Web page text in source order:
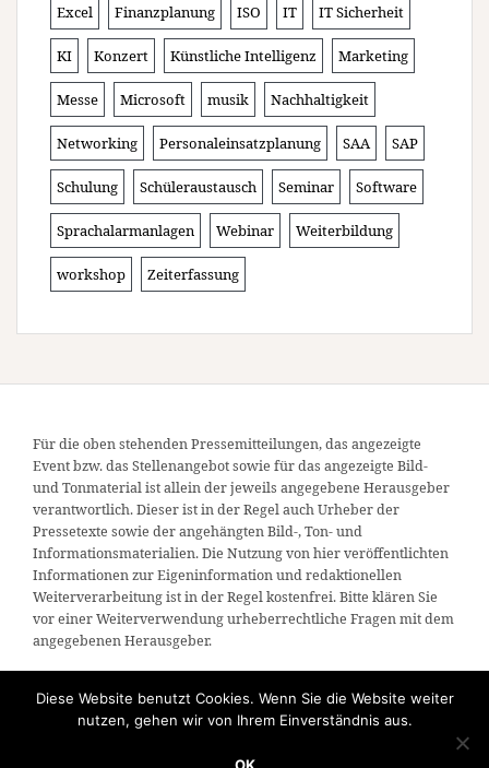
Excel Finanzplanung ISO IT IT Sicherheit
KI Konzert Künstliche Intelligenz Marketing
Messe Microsoft musik Nachhaltigkeit
Networking Personaleinsatzplanung SAA SAP
Schulung Schüleraustausch Seminar Software
Sprachalarmanlagen Webinar Weiterbildung
workshop Zeiterfassung
Für die oben stehenden Pressemitteilungen, das angezeigte
Event bzw. das Stellenangebot sowie für das angezeigte Bild-
und Tonmaterial ist allein der jeweils angegebene Herausgeber
verantwortlich. Dieser ist in der Regel auch Urheber der
Pressetexte sowie der angehängten Bild-, Ton- und
Informationsmaterialien. Die Nutzung von hier veröffentlichten
Informationen zur Eigeninformation und redaktionellen
Weiterverarbeitung ist in der Regel kostenfrei. Bitte klären Sie
vor einer Weiterverwendung urheberrechtliche Fragen mit dem
angegebenen Herausgeber.
Diese Website benutzt Cookies. Wenn Sie die Website weiter
nutzen, gehen wir von Ihrem Einverständnis aus.